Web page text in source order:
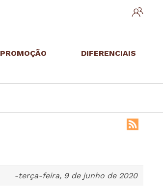
PROMOÇÃO DIFERENCIAIS
-terça-feira, 9 de junho de 2020